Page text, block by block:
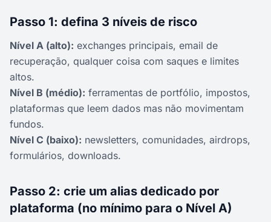
Passo 1: defina 3 níveis de risco
Nível A (alto): exchanges principais, email de
recuperação, qualquer coisa com saques e limites
altos.
Nível B (médio): ferramentas de portfólio, impostos,
plataformas que leem dados mas não movimentam
fundos.
Nível C (baixo): newsletters, comunidades, airdrops,
formulários, downloads.
Passo 2: crie um alias dedicado por
plataforma (no mínimo para o Nível A)